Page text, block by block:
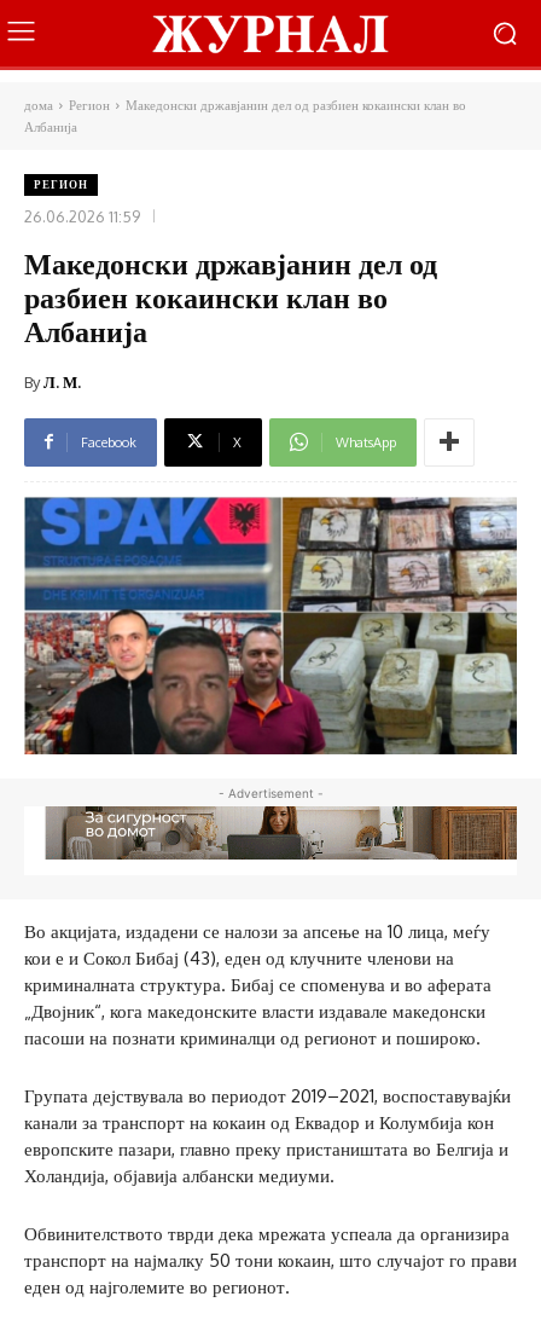
дома Регион
Македонски државјанин дел од разбиен кокаински клан во
Албанија
РЕГИОН
26.06.2026 11:59
Македонски државјанин дел од
разбиен кокаински клан во
Албанија
ByЛ. М.
Facebook X WhatsApp
- Advertisement -
Во акцијата, издадени се налози за апсење на 10 лица, меѓу
кои е и Сокол Бибај (43), еден од клучните членови на
криминалната структура. Бибај се споменува и во аферата
„Двојник“, кога македонските власти издавале македонски
пасоши на познати криминалци од регионот и пошироко.
Групата дејствувала во периодот 2019–2021, воспоставувајќи
канали за транспорт на кокаин од Еквадор и Колумбија кон
европските пазари, главно преку пристаништата во Белгија и
Холандија, објавија албански медиуми.
Обвинителството тврди дека мрежата успеала да организира
транспорт на најмалку 50 тони кокаин, што случајот го прави
еден од најголемите во регионот.